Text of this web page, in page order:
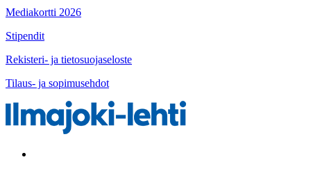
Mediakortti 2026
Stipendit
Rekisteri- ja tietosuojaseloste
Tilaus- ja sopimusehdot